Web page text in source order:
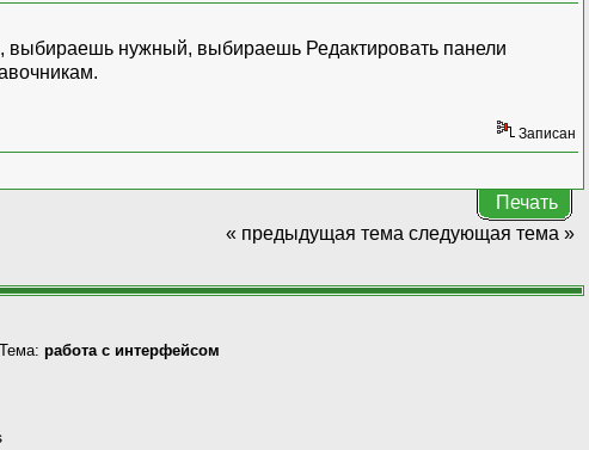
нужный, выбираешь Редактировать панели
Записан
Печать
« предыдущая тема следующая тема »
работа с интерфейсом